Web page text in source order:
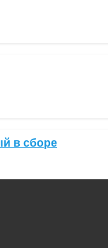
в сборе